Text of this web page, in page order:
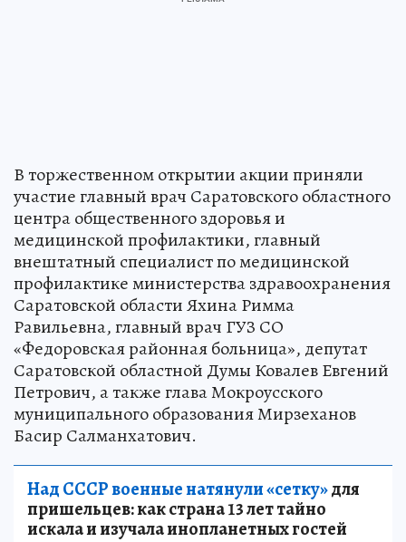
В торжественном открытии акции приняли
участие главный врач Саратовского областного
центра общественного здоровья и
медицинской профилактики, главный
внештатный специалист по медицинской
профилактике министерства здравоохранения
Саратовской области Яхина Римма
Равильевна, главный врач ГУЗ СО
«Федоровская районная больница», депутат
Саратовской областной Думы Ковалев Евгений
Петрович, а также глава Мокроусского
муниципального образования Мирзеханов
Басир Салманхатович.
Над СССР военные натянули «сетку»для
пришельцев: как страна 13 лет тайно
искала и изучала инопланетных гостей